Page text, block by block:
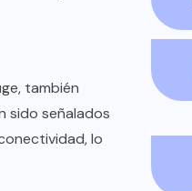
también
sido señalados
lo